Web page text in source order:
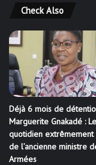
Check Also
Déjà 6 mois de
Marguerite Gnakadé : Le
quotidien
de l’ancienne ministre
Armées